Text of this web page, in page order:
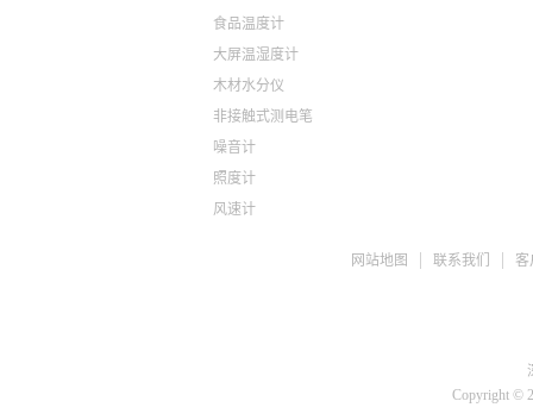
食品温度计
大屏温湿度计
木材水分仪
非接触式测电笔
噪音计
照度计
风速计
网站地图 联系我们 客
Copyright ©